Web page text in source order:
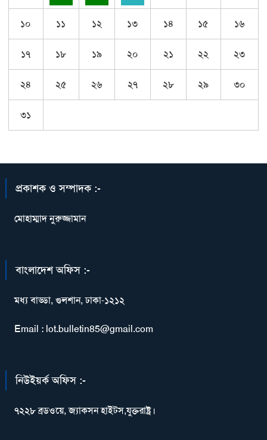
১০ ১১ ১২ ১৩ ১৪ ১৫ ১৬
১৭ ১৮ ১৯ ২০ ২১ ২২ ২৩
২৪ ২৫ ২৬ ২৭ ২৮ ২৯ ৩০
৩১
প্রকাশক ও সম্পাদক :-
মোহাম্মাদ নুরুজ্জামান
বাংলাদেশ অফিস :-
মধ্য বাড্ডা, গুলশান, ঢাকা-১২১২
Email : lot.bulletin85@gmail.com
নিউইয়র্ক অফিস :-
৭২২৮ ব্রডওয়ে, জ্যাকসন হাইটস,যুক্তরাষ্ট্র।